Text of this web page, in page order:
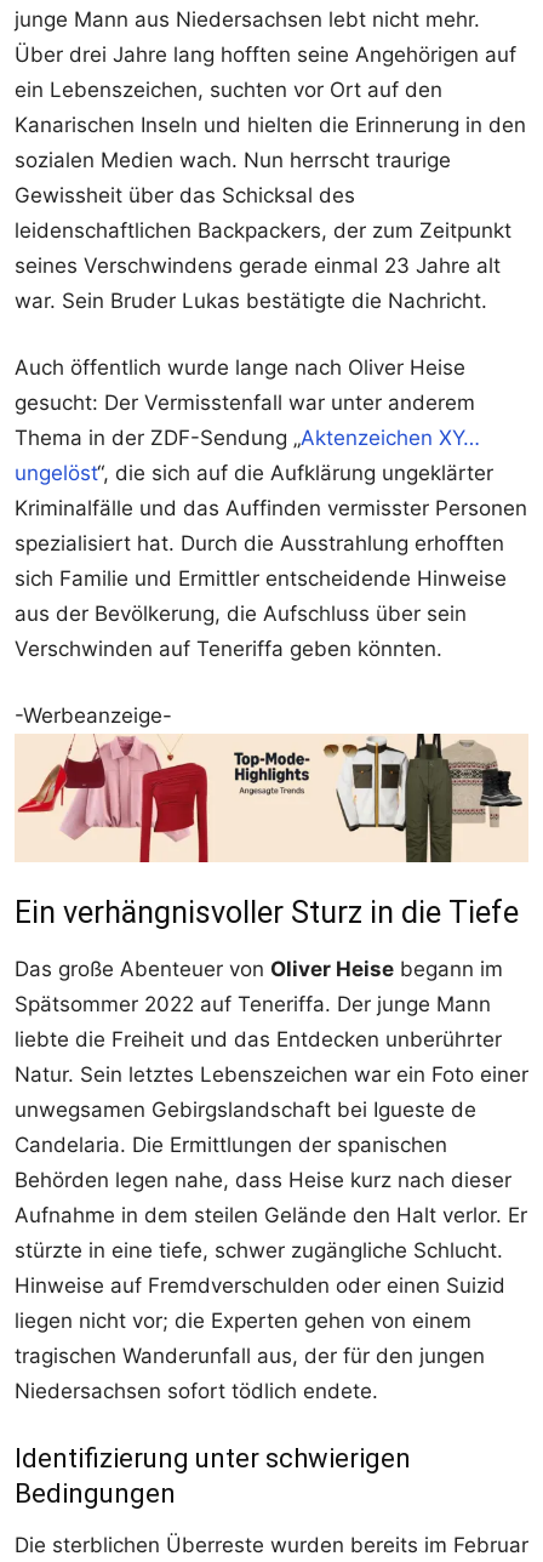
junge Mann aus Niedersachsen lebt nicht mehr.
Über drei Jahre lang hofften seine Angehörigen auf
ein Lebenszeichen, suchten vor Ort auf den
Kanarischen Inseln und hielten die Erinnerung in den
sozialen Medien wach. Nun herrscht traurige
Gewissheit über das Schicksal des
leidenschaftlichen Backpackers, der zum Zeitpunkt
seines Verschwindens gerade einmal 23 Jahre alt
war. Sein Bruder Lukas bestätigte die Nachricht.
Auch öffentlich wurde lange nach Oliver Heise
gesucht: Der Vermisstenfall war unter anderem
Thema in der ZDF-Sendung „Aktenzeichen XY…
ungelöst“, die sich auf die Aufklärung ungeklärter
Kriminalfälle und das Auffinden vermisster Personen
spezialisiert hat. Durch die Ausstrahlung erhofften
sich Familie und Ermittler entscheidende Hinweise
aus der Bevölkerung, die Aufschluss über sein
Verschwinden auf Teneriffa geben könnten.
-Werbeanzeige-
Ein verhängnisvoller Sturz in die Tiefe
Das große Abenteuer von Oliver Heise begann im
Spätsommer 2022 auf Teneriffa. Der junge Mann
liebte die Freiheit und das Entdecken unberührter
Natur. Sein letztes Lebenszeichen war ein Foto einer
unwegsamen Gebirgslandschaft bei Igueste de
Candelaria. Die Ermittlungen der spanischen
Behörden legen nahe, dass Heise kurz nach dieser
Aufnahme in dem steilen Gelände den Halt verlor. Er
stürzte in eine tiefe, schwer zugängliche Schlucht.
Hinweise auf Fremdverschulden oder einen Suizid
liegen nicht vor; die Experten gehen von einem
tragischen Wanderunfall aus, der für den jungen
Niedersachsen sofort tödlich endete.
Identifizierung unter schwierigen
Bedingungen
Die sterblichen Überreste wurden bereits im Februar